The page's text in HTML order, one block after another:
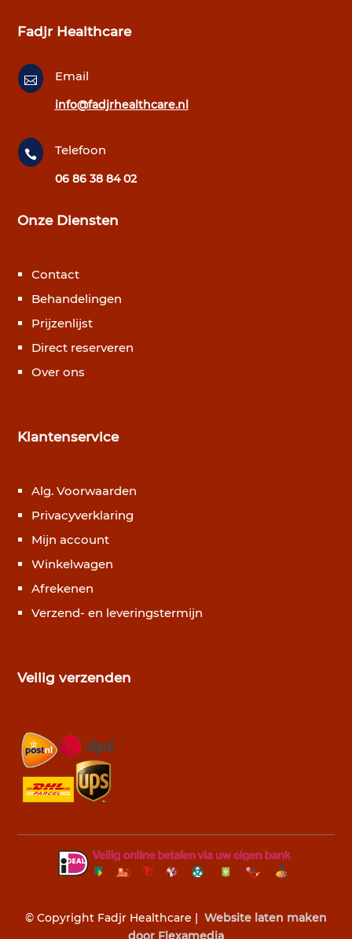
Fadjr Healthcare
 Email
info@fadjrhealthcare.nl
 Telefoon
06 86 38 84 02
Onze Diensten
Contact
Behandelingen
Prijzenlijst
Direct reserveren
Over ons
Klantenservice
Alg. Voorwaarden
Privacyverklaring
Mijn account
Winkelwagen
Afrekenen
Verzend- en leveringstermijn
Veilig verzenden
© Copyright Fadjr Healthcare | Website laten maken
door Flexamedia